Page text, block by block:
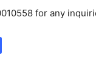
for any